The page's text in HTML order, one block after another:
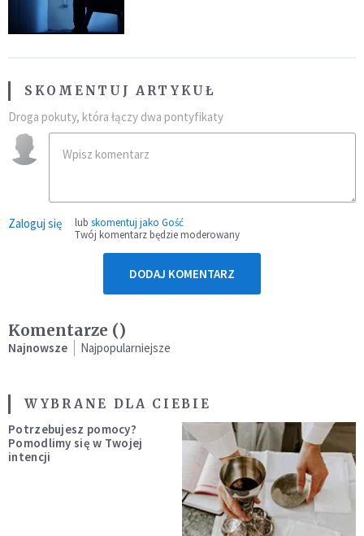
SKOMENTUJ ARTYKUŁ
Droga pokuty, która łączy dwa pontyfikaty
Zaloguj się lub skomentuj jako Gość
Twój komentarz będzie moderowany
DODAJ KOMENTARZ
Komentarze ()
Najnowsze Najpopularniejsze
WYBRANE DLA CIEBIE
Potrzebujesz pomocy?
Pomodlimy się w Twojej
intencji